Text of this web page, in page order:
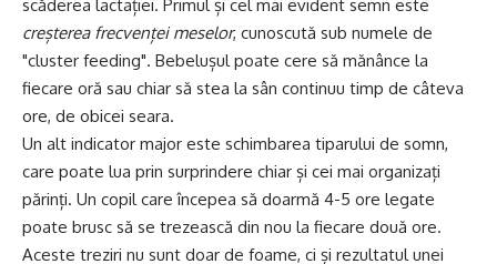
scăderea lactației. Primul și cel mai evident semn este
creșterea frecvenței meselor, cunoscută sub numele de
"cluster feeding". Bebelușul poate cere să mănânce la
fiecare oră sau chiar să stea la sân continuu timp de câteva
ore, de obicei seara.
Un alt indicator major este schimbarea tiparului de somn,
care poate lua prin surprindere chiar și cei mai organizați
părinți. Un copil care începea să doarmă 4-5 ore legate
poate brusc să se trezească din nou la fiecare două ore.
Aceste treziri nu sunt doar de foame, ci și rezultatul unei